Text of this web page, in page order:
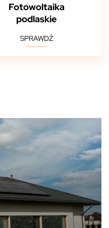
Fotowoltaika
podlaskie
SPRAWDŹ